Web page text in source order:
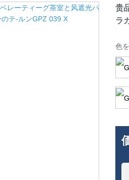
贵
ラ
色